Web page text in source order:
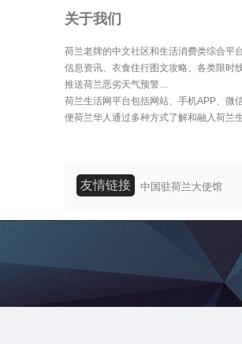
关于我们
荷兰老牌的中文社区和生活消费类综合平
信息资讯、衣食住行图文攻略、各类限时
推送荷兰恶劣天气预警…
荷兰生活网平台包括网站、手机APP、微
便荷兰华人通过多种方式了解和融入荷兰生
友情链接 中国驻荷兰大使馆